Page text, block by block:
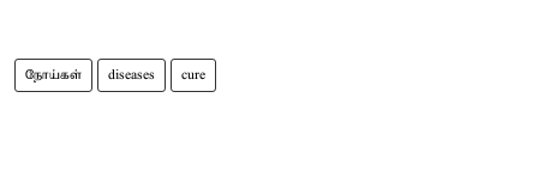
நோய்கள் diseases cure